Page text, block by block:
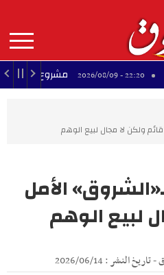
contenu
principal
MAIN
NAVIGATION
مشروع تجاري متوقف بحي
ولكن لا مجال لبيع الوهم
الأمل
لبيع الوهم
النشر : 2026/06/14